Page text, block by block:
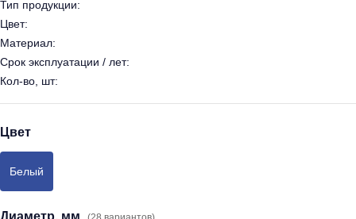
Тип продукции:
Цвет:
Материал:
Срок эксплуатации / лет:
Кол-во, шт:
Цвет
Белый
Диаметр, мм